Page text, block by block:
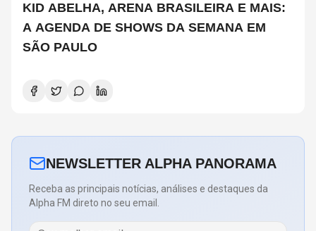
KID ABELHA, ARENA BRASILEIRA E MAIS:
A AGENDA DE SHOWS DA SEMANA EM
SÃO PAULO
NEWSLETTER ALPHA PANORAMA
Receba as principais notícias, análises e destaques da
Alpha FM direto no seu email.